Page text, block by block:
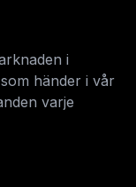
i
händer i vår
varje